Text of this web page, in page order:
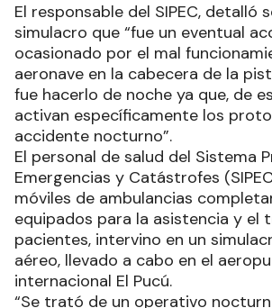
El responsable del SIPEC, detalló
simulacro que “fue un eventual
ocasionado por el mal
aeronave en la cabecera de la
fue hacerlo de noche ya que, de
activan específicamente los
accidente nocturno”.
El personal de salud del Sistema
Emergencias y Catástrofes
móviles de ambulancias
equipados para la asistencia y el
pacientes, intervino en un
aéreo, llevado a cabo en el
internacional El Pucú.
“Se trató de un operativo